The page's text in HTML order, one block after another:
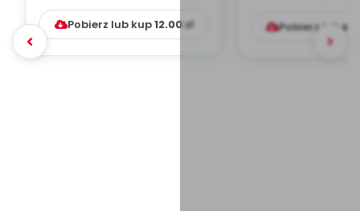
Pobierz lub kup12.00zł Pobierz lub